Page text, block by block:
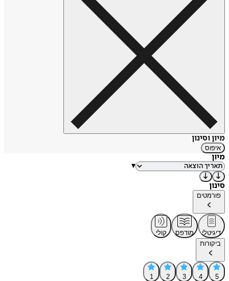
מיון וסינון
איפוס
מיון
▾
סינון
פורמטים
דיגיטלי מודפס
קולי
ביקורות
5
4
3
2
1